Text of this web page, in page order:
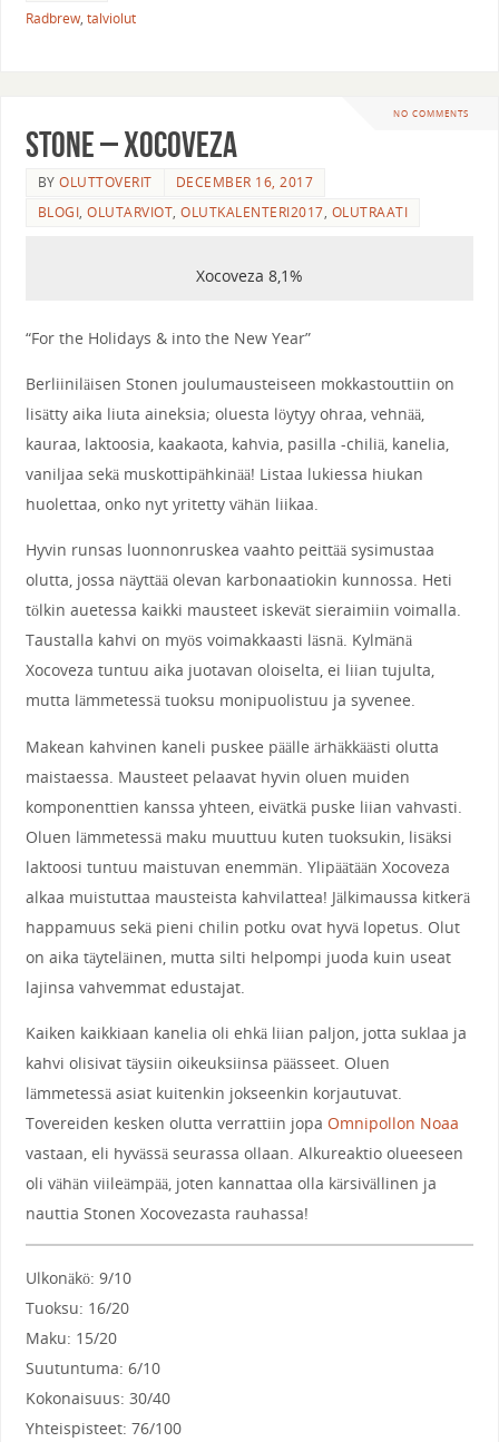
Radbrew, talviolut
NO COMMENTS
Stone – Xocoveza
BYOLUTTOVERIT
DECEMBER 16, 2017
BLOGI,OLUTARVIOT,OLUTKALENTERI2017, OLUTRAATI
Xocoveza 8,1%
“For the Holidays & into the New Year”
Berliiniläisen Stonen joulumausteiseen mokkastouttiin on
lisätty aika liuta aineksia; oluesta löytyy ohraa, vehnää,
kauraa, laktoosia, kaakaota, kahvia, pasilla -chiliä, kanelia,
vaniljaa sekä muskottipähkinää! Listaa lukiessa hiukan
huolettaa, onko nyt yritetty vähän liikaa.
Hyvin runsas luonnonruskea vaahto peittää sysimustaa
olutta, jossa näyttää olevan karbonaatiokin kunnossa. Heti
tölkin auetessa kaikki mausteet iskevät sieraimiin voimalla.
Taustalla kahvi on myös voimakkaasti läsnä. Kylmänä
Xocoveza tuntuu aika juotavan oloiselta, ei liian tujulta,
mutta lämmetessä tuoksu monipuolistuu ja syvenee.
Makean kahvinen kaneli puskee päälle ärhäkkäästi olutta
maistaessa. Mausteet pelaavat hyvin oluen muiden
komponenttien kanssa yhteen, eivätkä puske liian vahvasti.
Oluen lämmetessä maku muuttuu kuten tuoksukin, lisäksi
laktoosi tuntuu maistuvan enemmän. Ylipäätään Xocoveza
alkaa muistuttaa mausteista kahvilattea! Jälkimaussa kitkerä
happamuus sekä pieni chilin potku ovat hyvä lopetus. Olut
on aika täyteläinen, mutta silti helpompi juoda kuin useat
lajinsa vahvemmat edustajat.
Kaiken kaikkiaan kanelia oli ehkä liian paljon, jotta suklaa ja
kahvi olisivat täysiin oikeuksiinsa päässeet. Oluen
lämmetessä asiat kuitenkin jokseenkin korjautuvat.
Tovereiden kesken olutta verrattiin jopa Omnipollon Noaa
vastaan, eli hyvässä seurassa ollaan. Alkureaktio olueeseen
oli vähän viileämpää, joten kannattaa olla kärsivällinen ja
nauttia Stonen Xocovezasta rauhassa!
Ulkonäkö: 9/10
Tuoksu: 16/20
Maku: 15/20
Suutuntuma: 6/10
Kokonaisuus: 30/40
Yhteispisteet: 76/100